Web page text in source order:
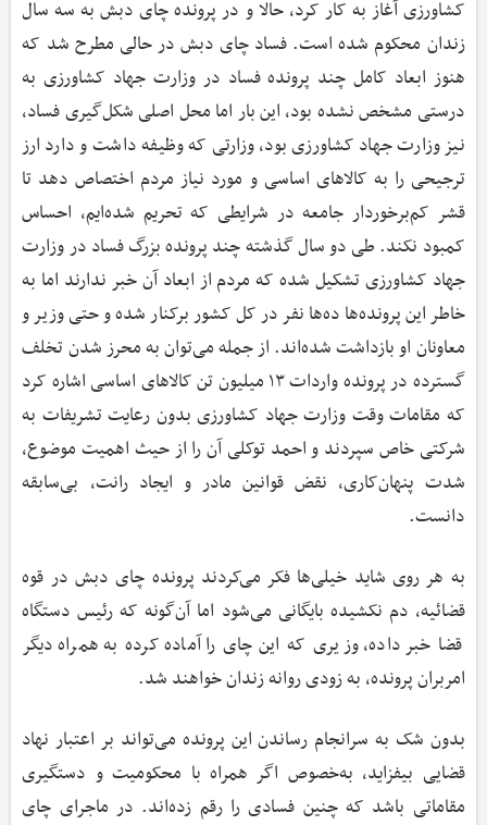
کشاورزی آغاز به کار کرد، حالا و در پرونده چای دبش به سه سال
زندان محکوم شده است. فساد چای دبش در حالی مطرح شد که
هنوز ابعاد کامل چند پرونده فساد در وزارت جهاد کشاورزی به
درستی مشخص نشده بود، این‌ بار اما محل اصلی شکل‌گیری فساد،
نیز وزارت جهاد کشاورزی بود، وزارتی که وظیفه داشت و دارد ارز
ترجیحی را به کالاهای اساسی و مورد نیاز مردم اختصاص دهد تا
قشر کم‌برخوردار جامعه در شرایطی که تحریم شده‌ایم، احساس
کمبود نکند. طی دو سال گذشته چند پرونده بزرگ فساد در وزارت
جهاد کشاورزی تشکیل شده که مردم از ابعاد آن خبر ندارند اما به
خاطر این پرونده‌ها ده‌ها نفر در کل کشور برکنار شده و حتی وزیر و
معاونان او بازداشت شده‌اند. از جمله می‌توان به محرز شدن تخلف
گسترده در پرونده واردات ۱۳ میلیون تن کالاهای اساسی اشاره کرد
که مقامات وقت وزارت جهاد کشاورزی بدون رعایت تشریفات به
شرکتی خاص سپردند و احمد توکلی آن را از حیث اهمیت موضوع،
شدت پنهان‌کاری، نقض قوانین مادر و ایجاد رانت، بی‌سابقه
دانست.
به هر روی شاید خیلی‌ها فکر می‌کردند پرونده چای دبش در قوه
قضائیه، دم نکشیده بایگانی می‌شود اما آن‌گونه که رئیس دستگاه
قضا خبر داده، وزیری که این چای را آماده کرده به همراه دیگر
امربران پرونده، به زودی روانه زندان خواهند شد.
بدون شک به سرانجام رساندن این پرونده می‌تواند بر اعتبار نهاد
قضایی بیفزاید، به‌خصوص اگر همراه با محکومیت و دستگیری
مقاماتی باشد که چنین فسادی را رقم زده‌اند. در ماجرای چای